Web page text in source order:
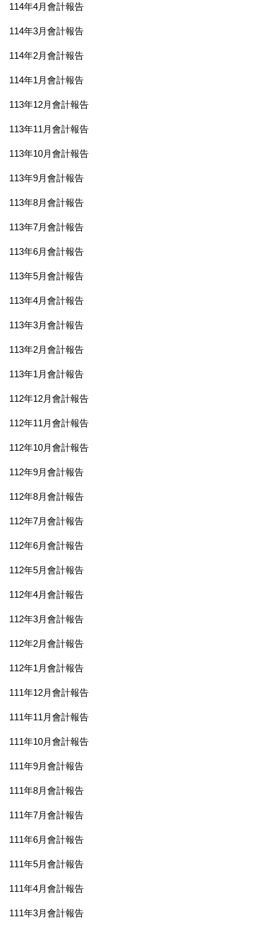
114年4月會計報告
114年3月會計報告
114年2月會計報告
114年1月會計報告
113年12月會計報告
113年11月會計報告
113年10月會計報告
113年9月會計報告
113年8月會計報告
113年7月會計報告
113年6月會計報告
113年5月會計報告
113年4月會計報告
113年3月會計報告
113年2月會計報告
113年1月會計報告
112年12月會計報告
112年11月會計報告
112年10月會計報告
112年9月會計報告
112年8月會計報告
112年7月會計報告
112年6月會計報告
112年5月會計報告
112年4月會計報告
112年3月會計報告
112年2月會計報告
112年1月會計報告
111年12月會計報告
111年11月會計報告
111年10月會計報告
111年9月會計報告
111年8月會計報告
111年7月會計報告
111年6月會計報告
111年5月會計報告
111年4月會計報告
111年3月會計報告